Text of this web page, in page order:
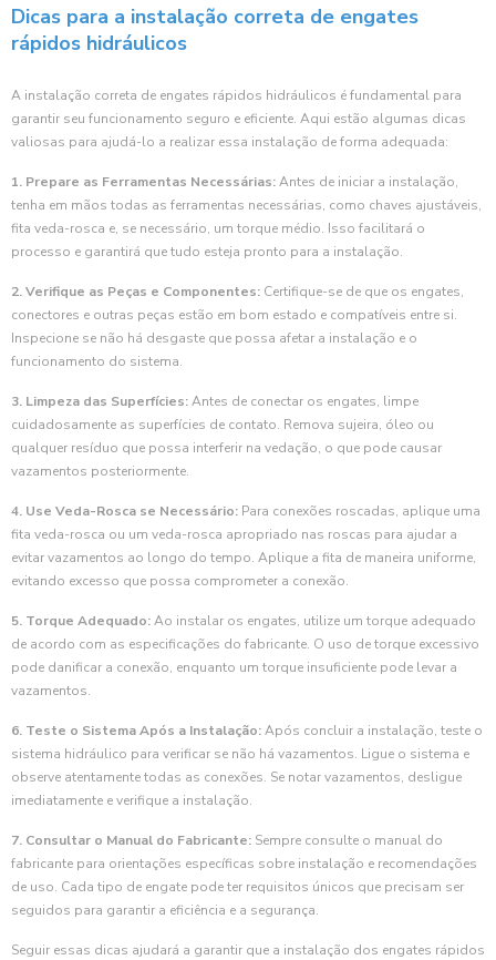
Dicas para a instalação correta de engates
rápidos hidráulicos
A instalação correta de engates rápidos hidráulicos é fundamental para
garantir seu funcionamento seguro e eficiente. Aqui estão algumas dicas
valiosas para ajudá-lo a realizar essa instalação de forma adequada:
1. Prepare as Ferramentas Necessárias:Antes de iniciar a instalação,
tenha em mãos todas as ferramentas necessárias, como chaves ajustáveis,
fita veda-rosca e, se necessário, um torque médio. Isso facilitará o
processo e garantirá que tudo esteja pronto para a instalação.
2. Verifique as Peças e Componentes: Certifique-se de que os engates,
conectores e outras peças estão em bom estado e compatíveis entre si.
Inspecione se não há desgaste que possa afetar a instalação e o
funcionamento do sistema.
3. Limpeza das Superfícies:Antes de conectar os engates, limpe
cuidadosamente as superfícies de contato. Remova sujeira, óleo ou
qualquer resíduo que possa interferir na vedação, o que pode causar
vazamentos posteriormente.
4. Use Veda-Rosca se Necessário: Para conexões roscadas, aplique uma
fita veda-rosca ou um veda-rosca apropriado nas roscas para ajudar a
evitar vazamentos ao longo do tempo. Aplique a fita de maneira uniforme,
evitando excesso que possa comprometer a conexão.
5. Torque Adequado:Ao instalar os engates, utilize um torque adequado
de acordo com as especificações do fabricante. O uso de torque excessivo
pode danificar a conexão, enquanto um torque insuficiente pode levar a
vazamentos.
6. Teste o Sistema Após a Instalação:Após concluir a instalação, teste o
sistema hidráulico para verificar se não há vazamentos. Ligue o sistema e
observe atentamente todas as conexões. Se notar vazamentos, desligue
imediatamente e verifique a instalação.
7. Consultar o Manual do Fabricante: Sempre consulte o manual do
fabricante para orientações específicas sobre instalação e recomendações
de uso. Cada tipo de engate pode ter requisitos únicos que precisam ser
seguidos para garantir a eficiência e a segurança.
Seguir essas dicas ajudará a garantir que a instalação dos engates rápidos